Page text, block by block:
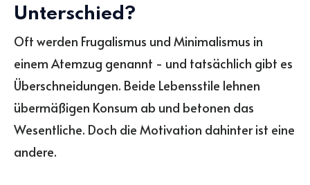
Unterschied?
Oft werden Frugalismus und Minimalismus in
einem Atemzug genannt - und tatsächlich gibt es
Überschneidungen. Beide Lebensstile lehnen
übermäßigen Konsum ab und betonen das
Wesentliche. Doch die Motivation dahinter ist eine
andere.